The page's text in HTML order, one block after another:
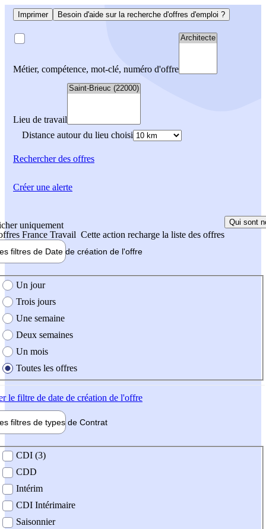
Imprimer Besoin d'aide sur la recherche d'offres d'emploi ?
Métier, compétence, mot-clé, numéro d'offre
Lieu de travail
Distance autour du lieu choisi
Rechercherdes offres
uniquement
France Travail Cette action recharge la liste des offres
Qui sont
filtres de Date de création de l'offre
création de l'offre
Un jour
Trois jours
Une semaine
Deux semaines
Un mois
Toutes les offres
le filtre de date de création de l'offre
filtres de types de Contrat
contrat
CDI (3)
CDD
Intérim
CDI Intérimaire
Saisonnier
Créer une alerte